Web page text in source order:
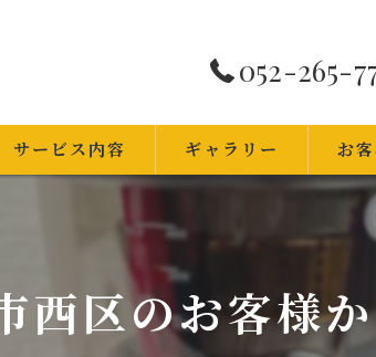
052-265-
サービス内容 ギャラリー お
西区のお客様